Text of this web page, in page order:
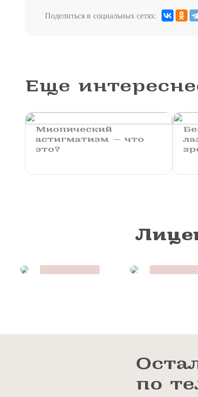
Поделиться в социальных сетях:
Еще
Миопический
астигматизм — что
это?
по